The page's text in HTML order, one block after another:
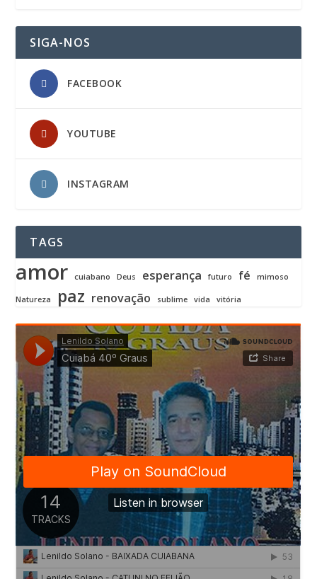
SIGA-NOS
FACEBOOK
YOUTUBE
INSTAGRAM
TAGS
amor cuiabano Deus esperança futuro fé mimoso
Natureza paz renovação sublime vida vitória